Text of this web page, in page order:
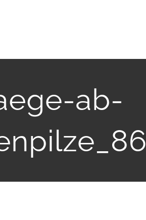
ab-